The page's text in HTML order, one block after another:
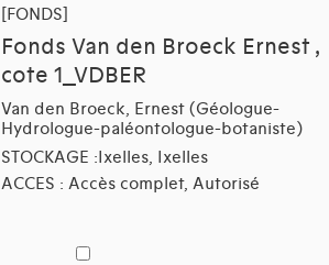
[FONDS]
Fonds Van den Broeck Ernest ,
cote 1_VDBER
Van den Broeck, Ernest (Géologue-
Hydrologue-paléontologue-botaniste)
STOCKAGE :Ixelles, Ixelles
ACCES : Accès complet, Autorisé